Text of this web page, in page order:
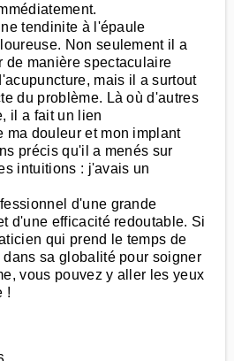
tendinite à l'épaule
Non seulement il a
de manière spectaculaire
mais il a surtout
du problème. Là où d'autres
il a fait un lien
ma douleur et mon implant
précis qu'il a menés sur
intuitions : j'avais un
d'une grande
d'une efficacité redoutable. Si
qui prend le temps de
sa globalité pour soigner
vous pouvez y aller les yeux
!